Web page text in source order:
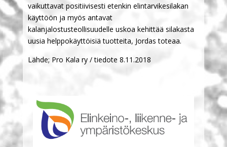
vaikuttavat positiivisesti etenkin elintarvikesilakan
käyttöön ja myös antavat
kalanjalostusteollisuudelle uskoa kehittää silakasta
uusia helppokäyttöisiä tuotteita, Jordas toteaa.
Lähde; Pro Kala ry / tiedote 8.11.2018